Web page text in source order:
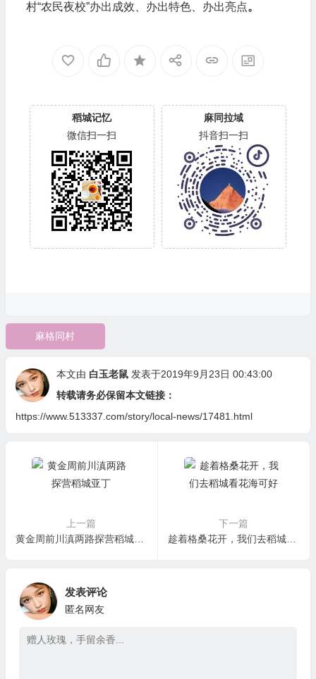
村“农民夜校”办出成效、办出特色、办出亮点。
稻城记忆
微信扫一扫
麻同拉域
抖音扫一扫
麻格同村
本文由 白玉老鼠 发表于2019年9月23日 00:43:00
转载请务必保留本文链接：
https://www.513337.com/story/local-news/17481.html
上一篇
黄金周前川滇两路探营稻城亚丁
下一篇
趁着格桑花开，我们去稻城看花海可好
发表评论
匿名网友